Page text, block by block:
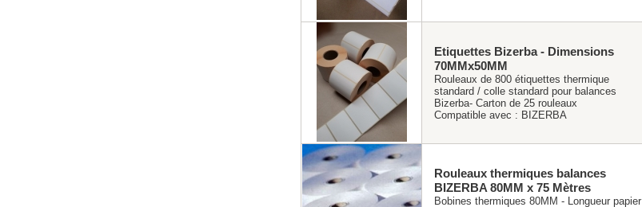
Etiquettes Bizerba - Dimensions
70MMx50MM
Rouleaux de 800 étiquettes thermique
standard / colle standard pour balances
Bizerba- Carton de 25 rouleaux
Compatible avec : BIZERBA
Rouleaux thermiques balances
BIZERBA 80MM x 75 Mètres
Bobines thermiques 80MM - Longueur papier